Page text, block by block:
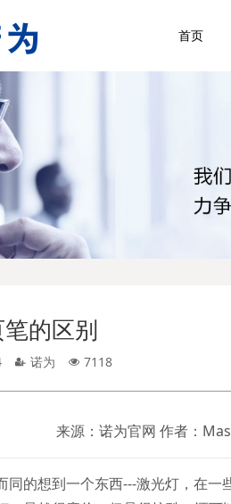
首页
的区别
诺为 7118
来源：诺为官网 作者：
同的想到一个东西---激光灯，在